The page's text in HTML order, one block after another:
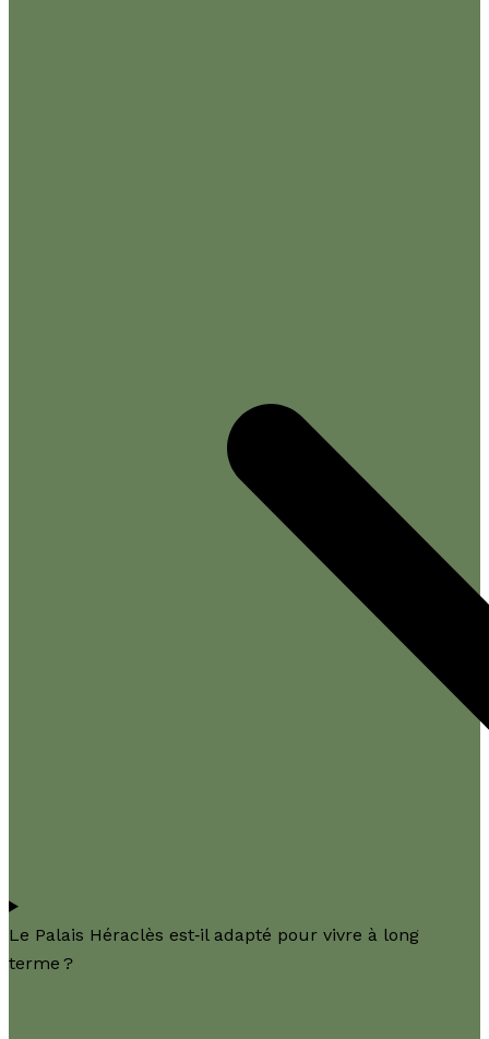
Le Palais Héraclès est‑il adapté pour vivre à long
terme ?